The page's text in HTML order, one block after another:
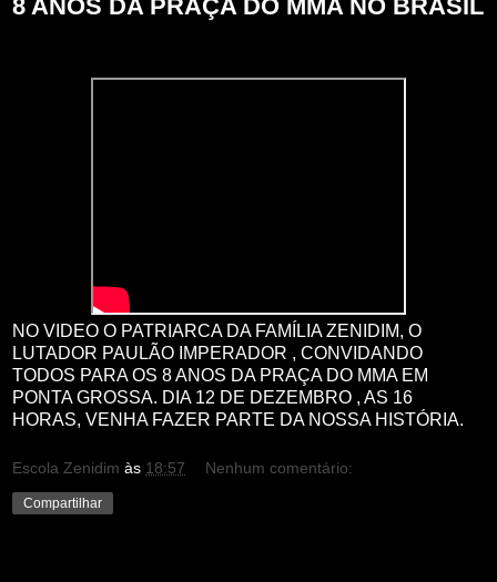
8 ANOS DA PRAÇA DO MMA NO BRASIL
NO VIDEO O PATRIARCA DA FAMÍLIA ZENIDIM, O
LUTADOR PAULÃO IMPERADOR , CONVIDANDO
TODOS PARA OS 8 ANOS DA PRAÇA DO MMA EM
PONTA GROSSA. DIA 12 DE DEZEMBRO , AS 16
HORAS, VENHA FAZER PARTE DA NOSSA HISTÓRIA.
Escola Zenidim às 18:57 Nenhum comentário:
Compartilhar